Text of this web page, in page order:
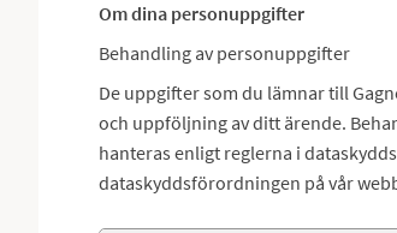
Om dina personuppgifter
Behandling av personuppgifter
De uppgifter som du lämnar till
och uppföljning av ditt ärende.
hanteras enligt reglerna i
dataskyddsförordningen på vår